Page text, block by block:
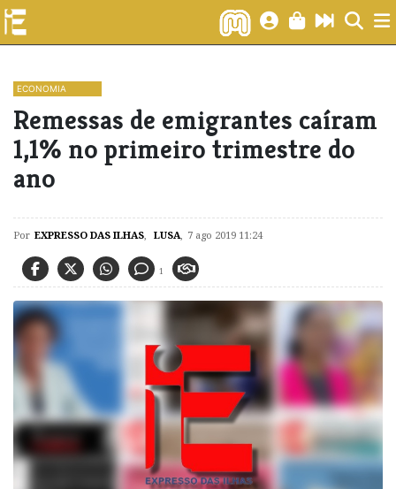
ECONOMIA
Remessas de emigrantes caíram
1,1% no primeiro trimestre do
ano
Por EXPRESSO DAS ILHAS, LUSA, 7 ago 2019 11:24
1